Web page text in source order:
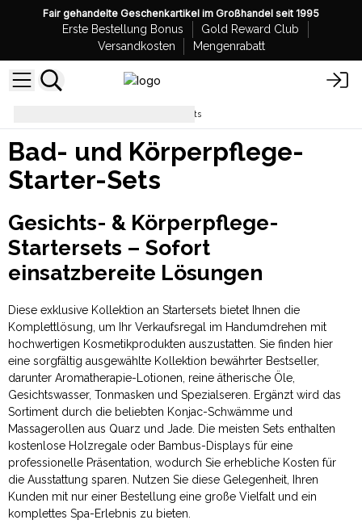
Fair gehandelte Geschenkartikel im Großhandel seit 1995
Erste Bestellung Bonus
Gold Reward Club
Versandkosten
Mengenrabatt
Bad- und Körperpflege-Starter-Sets
Bad- und Körperpflege-
Starter-Sets
Gesichts- & Körperpflege-
Startersets – Sofort
einsatzbereite Lösungen
Diese exklusive Kollektion an Startersets bietet Ihnen die
Komplettlösung, um Ihr Verkaufsregal im Handumdrehen mit
hochwertigen Kosmetikprodukten auszustatten. Sie finden hier
eine sorgfältig ausgewählte Kollektion bewährter Bestseller,
darunter Aromatherapie-Lotionen, reine ätherische Öle,
Gesichtswasser, Tonmasken und Spezialseren. Ergänzt wird das
Sortiment durch die beliebten Konjac-Schwämme und
Massagerollen aus Quarz und Jade. Die meisten Sets enthalten
kostenlose Holzregale oder Bambus-Displays für eine
professionelle Präsentation, wodurch Sie erhebliche Kosten für
die Ausstattung sparen. Nutzen Sie diese Gelegenheit, Ihren
Kunden mit nur einer Bestellung eine große Vielfalt und ein
komplettes Spa-Erlebnis zu bieten.